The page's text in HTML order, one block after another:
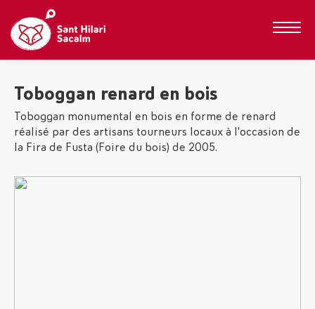
Toboggan renard en bois
Toboggan monumental en bois en forme de renard
réalisé par des artisans tourneurs locaux à l'occasion de
la Fira de Fusta (Foire du bois) de 2005.